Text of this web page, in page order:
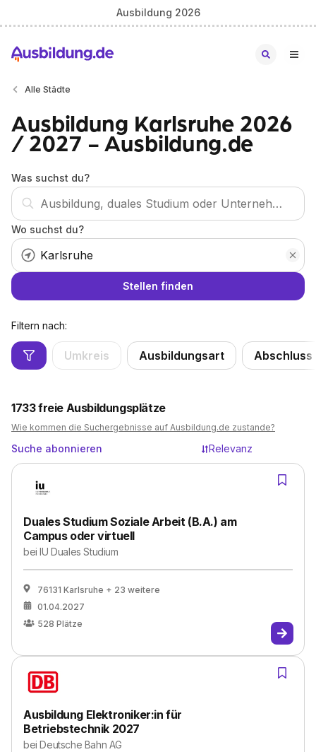
Ausbildung 2026
Alle Städte
Ausbildung Karlsruhe 2026
/ 2027 - Ausbildung.de
Was suchst du?
Wo suchst du?
Stellen finden
Filtern nach:
Umkreis Ausbildungsart Abschluss
1733freie Ausbildungsplätze
Wie kommen die Suchergebnisse auf Ausbildung.de zustande?
Suche abonnieren Relevanz
Duales Studium Soziale Arbeit (B.A.) am
Campus oder virtuell
beiIU Duales Studium
76131 Karlsruhe + 23 weitere
01.04.2027
528 Plätze
Ausbildung Elektroniker:in für
Betriebstechnik 2027
beiDeutsche Bahn AG